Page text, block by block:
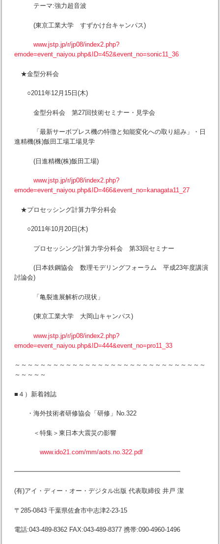
テーマ:強力超音波
(東京工業大学 すずかけ台キャンパス)
www.jstp.jp/r/jp08/index2.php?
emode=event_naiyou.php&ID=452&event_no=sonic11_36
★金型分科会
○2011年12月15日(木)
金型分科会 第27回技術セミナー・見学会
「最新サーボプレス機の特徴と知能変化への取り組み」・日
進精機(株)飯田工場工場見学
(日進精機(株)飯田工場)
www.jstp.jp/r/jp08/index2.php?
emode=event_naiyou.php&ID=466&event_no=kanagata11_27
★プロセッシング計算力学分科会
○2011年10月20日(木)
プロセッシング計算力学分科会 第33回セミナー
(日本鉄鋼協会 数理モデリングフォーラム 平成23年度講演
討論会)
「亀裂進展解析の現状」
(東京工業大学 大岡山キャンパス)
www.jstp.jp/r/jp08/index2.php?
emode=event_naiyou.php&ID=444&event_no=pro11_33
～～～～～～～～～～～～～～～～～～～～～～～～～～～～～～
～～～～～
■４）新着雑誌
・海外技術者研修協会「研修」No.322
＜特集＞東日本大震災の影響
www.ido21.com/mm/aots.no.322.pdf
━━━━━━━━━━━━━━━━━━━━━━━━━━
(有)アイ・ディー・オー・デジタル出版 代表取締役 井戸 潔
〒285-0843 千葉県佐倉市中志津2-23-15
電話:043-489-8362 FAX:043-489-8377 携帯:090-4960-1496